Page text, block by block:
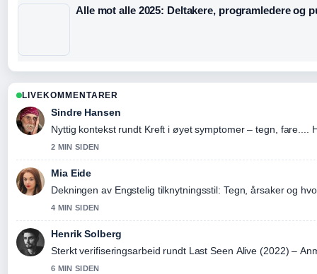
Alle mot alle 2025: Deltakere, programledere og
LIVEKOMMENTARER
Sindre Hansen
Nyttig kontekst rundt Kreft i øyet symptomer – tegn, fare....
2 MIN SIDEN
Mia Eide
Dekningen av Engstelig tilknytningsstil: Tegn, årsaker og
4 MIN SIDEN
Henrik Solberg
Sterkt verifiseringsarbeid rundt Last Seen Alive (2022) –
6 MIN SIDEN